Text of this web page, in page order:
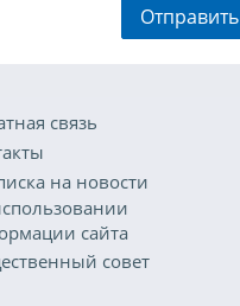
Отправить
связь
на новости
сайта
совет